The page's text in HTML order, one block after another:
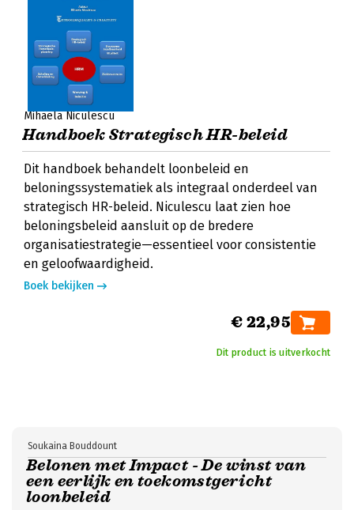
Mihaela Niculescu
Handboek Strategisch HR-beleid
Dit handboek behandelt loonbeleid en
beloningssystematiek als integraal onderdeel van
strategisch HR-beleid. Niculescu laat zien hoe
beloningsbeleid aansluit op de bredere
organisatiestrategie—essentieel voor consistentie
en geloofwaardigheid.
Boek bekijken
€ 22,95
Dit product is uitverkocht
Belonen met Impact - De winst van
een eerlijk en toekomstgericht
loonbeleid
Soukaina Bouddount